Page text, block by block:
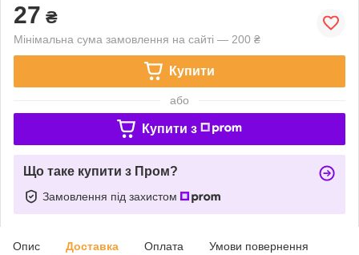
27 ₴
Мінімальна сума замовлення на сайті — 200 ₴
Купити
або
Купити з
Що таке купити з Пром?
Замовлення під захистом
Опис Доставка Оплата Умови повернення